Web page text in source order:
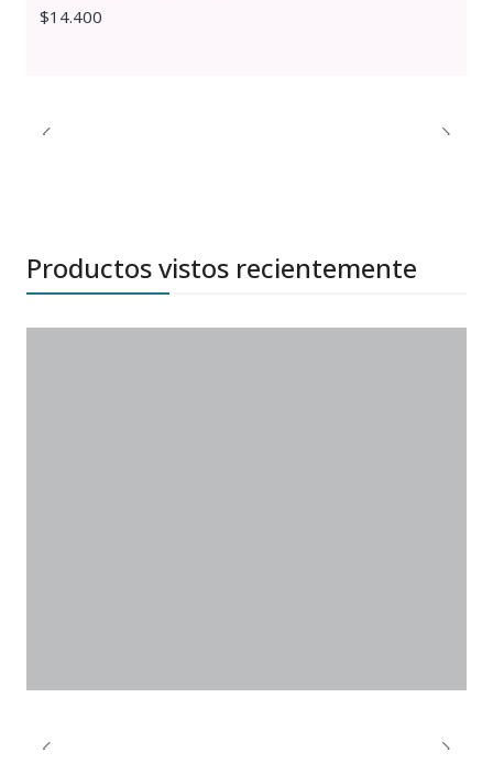
$14.400
Productos vistos recientemente